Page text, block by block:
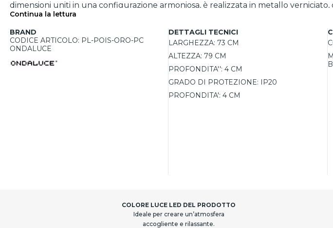
dimensioni uniti in una configurazione armoniosa, è realizzata in metallo
da un metacrilato bianco, che aggiunge un tocco di eleganza e garantisce
essere installata sia a soffitto che a parete, fungendo anche da elemento decorativo simile a un quadro luminoso.
42W, emette una luce calda a 3000K con un flusso luminoso di 4200 lumen,
applique è progettata per garantire un’illuminazione stabile e funzionale. Facile
anni, offrendo una soluzione luminosa affidabile e dal design innovativo.
Continua la lettura
BRAND
CODICE ARTICOLO: PL-POIS-ORO-PC
ONDALUCE
DETTAGLI TECNICI
LARGHEZZA: 73 CM
ALTEZZA: 79 CM
PROFONDITA'': 4 CM
GRADO DI PROTEZIONE: IP20
PROFONDITA': 4 CM
COLORE LUCE LED DEL PRODOTTO
Ideale per creare un’atmosfera
accogliente e rilassante.